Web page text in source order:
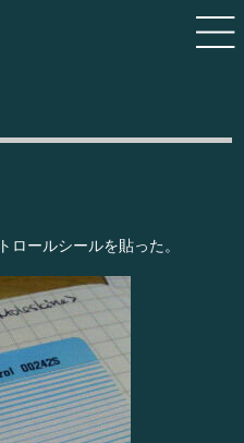
ロールシールを貼った。